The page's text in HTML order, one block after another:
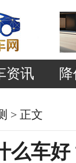
资讯
> 正文
么车